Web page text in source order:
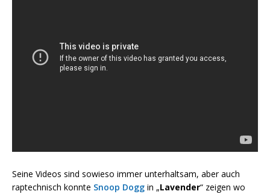
Seine Videos sind sowieso immer unterhaltsam, aber auch
raptechnisch konnte Snoop Dogg in „Lavender“ zeigen wo